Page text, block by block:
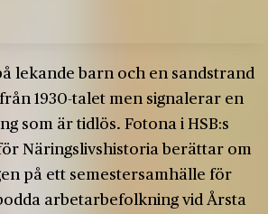
lekande barn och en sandstrand
1930-talet men signalerar en
som är tidlös. Fotona i HSB:s
Näringslivshistoria berättar om
på ett semestersamhälle för
arbetarbefolkning vid Årsta